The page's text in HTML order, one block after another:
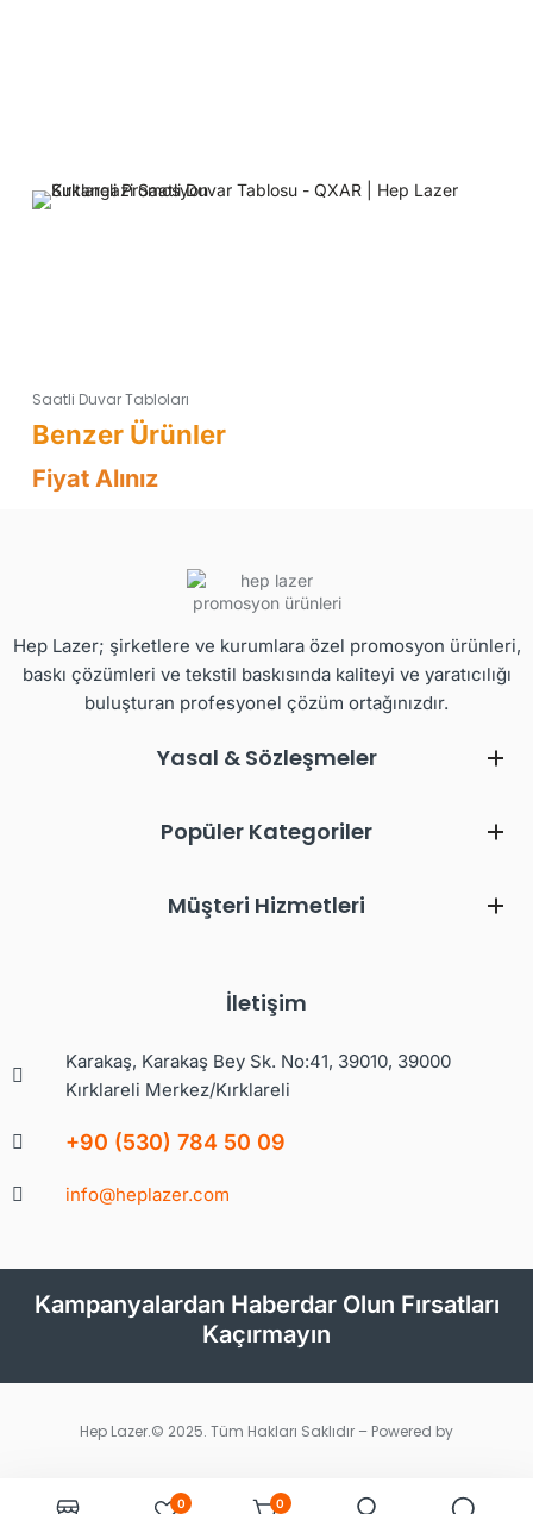
Saatli Duvar Tabloları
Fiyat Alınız
Hep Lazer; şirketlere ve kurumlara özel promosyon ürünleri,
baskı çözümleri ve tekstil baskısında kaliteyi ve yaratıcılığı
buluşturan profesyonel çözüm ortağınızdır.
Yasal & Sözleşmeler
Popüler Kategoriler
Müşteri Hizmetleri
İletişim
Karakaş, Karakaş Bey Sk. No:41, 39010, 39000
Kırklareli Merkez/Kırklareli
+90 (530) 784 50 09
info@heplazer.com
Kampanyalardan Haberdar Olun Fırsatları
Kaçırmayın
Hep Lazer.© 2025. Tüm Hakları Saklıdır – Powered by
0 0